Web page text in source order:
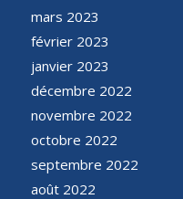
mars 2023
février 2023
janvier 2023
décembre 2022
novembre 2022
octobre 2022
septembre 2022
août 2022